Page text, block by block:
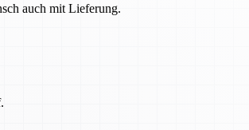
auch mit Lieferung.